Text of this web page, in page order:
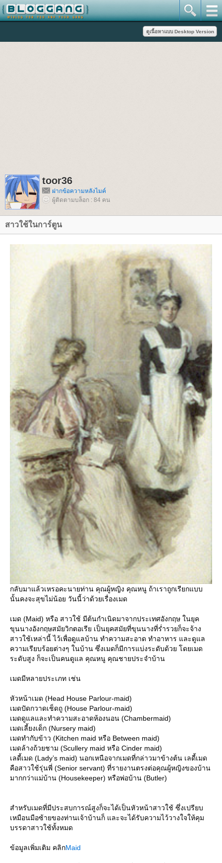
toor36
ฝากข้อความหลังไมค์
ผู้ติดตามบล็อก : 84 คน
สาวใช้ในการ์ตูน
กลับมาแล้วเหรอคะนายท่าน คุณผู้หญิง คุณหนู ถ้าเราถูกเรียกแบบ
นั้นคงจะสุขไม่น้อย วันนี้ว่าด้วยเรื่องเมด
เมด (Maid) หรือ สาวใช้ มีต้นกำเนิดมาจากประเทศอังกฤษ ในยุค
ขุนนางอังกฤษสมัยวิกตอเรีย เป็นยุคสมัยที่ขุนนางที่ร่ำรวยก็จะจ้าง
สาวใช้เหล่านี้ ไว้เพื่อดูแลบ้าน ทำความสะอาด ทำอาหาร และดูแล
ความเรียบร้อยต่างๆ ในบ้าน ซึ่งเมดก็มีการแบ่งระดับด้วย โดยเมด
ระดับสูง ก็จะเป็นคนดูแล คุณหนู คุณชายประจำบ้าน
เมดมีหลายประเภท เช่น
หัวหน้าเมด (Head House Parlour-maid)
เมดปัดกวาดเช็ดถู (House Parlour-maid)
เมดดูแลและทำความสะอาดห้องนอน (Chambermaid)
เมดเลี้ยงเด็ก (Nursery maid)
เมดทำกับข้าว (Kitchen maid หรือ Between maid)
เมดล้างถ้วยชาม (Scullery maid หรือ Cinder maid)
เลดี้เมด (Lady’s maid) นอกเหนือจากเมดที่กล่าวมาข้างต้น เลดี้เมด
คือสาวใช้รุ่นพี่ (Senior servant) ที่รายงานตรงต่อคุณผู้หญิงของบ้าน
มากกว่าแม่บ้าน (Housekeeper) หรือพ่อบ้าน (Butler)
สำหรับเมดที่มีประสบการณ์สูงก็จะได้เป็นหัวหน้าสาวใช้ ซึ่งเปรียบ
เหมือนมือซ้ายของท่านเจ้าบ้านก็ และจะได้รับความไว้วางใจให้คุม
บรรดาสาวใช้ทั้งหมด
ข้อมูลเพิ่มเติม คลิกMaid